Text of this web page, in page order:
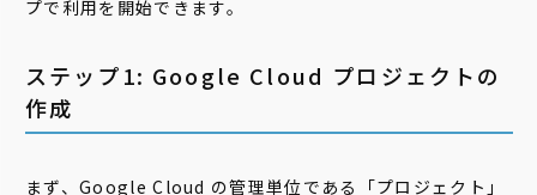
プで利用を開始できます。
ステップ1: Google Cloud プロジェクトの
作成
まず、Google Cloud の管理単位である「プロジェクト」